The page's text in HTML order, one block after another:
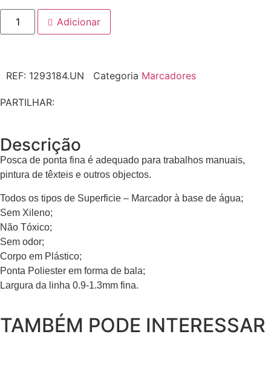
Adicionar
REF: 1293184.UN Categoria Marcadores
PARTILHAR:
Descrição
Posca de ponta fina é adequado para trabalhos manuais,
pintura de têxteis e outros objectos.
Todos os tipos de Superficie – Marcador à base de água;
Sem Xileno;
Não Tóxico;
Sem odor;
Corpo em Plástico;
Ponta Poliester em forma de bala;
Largura da linha 0.9-1.3mm fina.
TAMBÉM PODE INTERESSAR